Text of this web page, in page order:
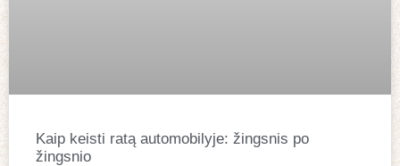
Kaip keisti ratą automobilyje: žingsnis po
žingsnio